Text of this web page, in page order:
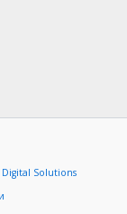
Solutions